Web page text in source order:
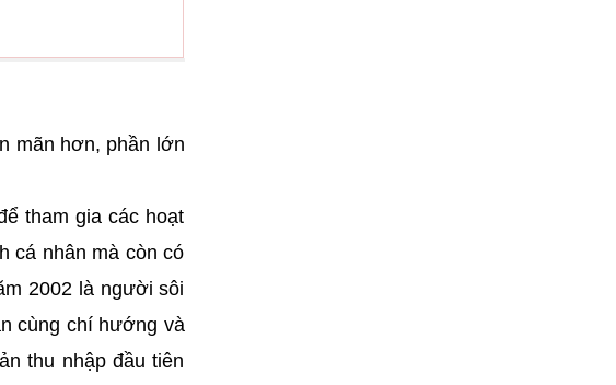
mãn hơn, phần lớn
tham gia các hoạt
cá nhân mà còn có
2002 là người sôi
cùng chí hướng và
thu nhập đầu tiên